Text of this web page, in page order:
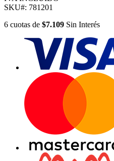
SKU#: 781201
6 cuotas de $7.109 Sin Interés